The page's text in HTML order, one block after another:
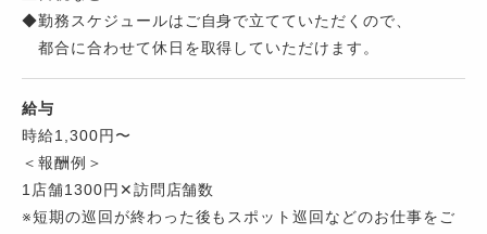
◆勤務スケジュールはご自身で立てていただくので、
都合に合わせて休日を取得していただけます。
給与
時給1,300円〜
＜報酬例＞
1店舗1300円✕訪問店舗数
※短期の巡回が終わった後もスポット巡回などのお仕事をご